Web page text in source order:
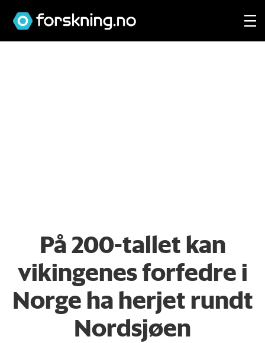
På 200-tallet kan
vikingenes forfedre i
Norge ha herjet rundt
Nordsjøen